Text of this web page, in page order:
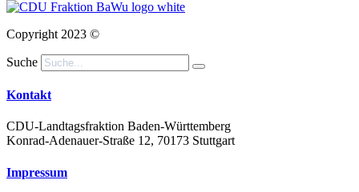
Copyright 2023 ©
Suche
Kontakt
CDU-Landtagsfraktion Baden-Württemberg
Konrad-Adenauer-Straße 12, 70173 Stuttgart
Impressum